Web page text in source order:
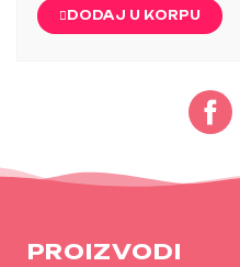
DODAJ U KORPU
PROIZVODI